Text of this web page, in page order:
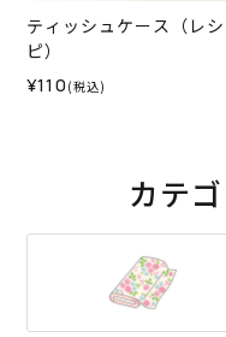
ティッシュケース（レシ
ピ）
¥110 (税込)
カテ